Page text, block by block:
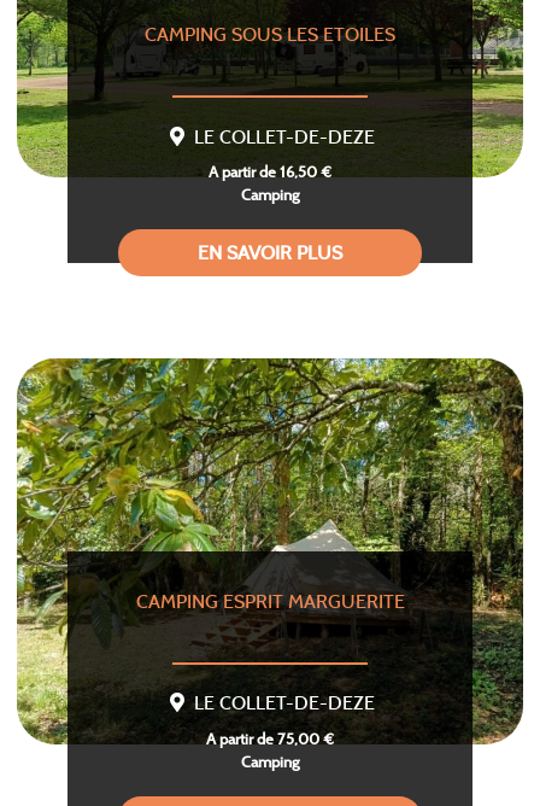
CAMPING SOUS LES ETOILES
LE COLLET-DE-DEZE
A partir de 16,50 €
Camping
EN SAVOIR PLUS
CAMPING ESPRIT MARGUERITE
LE COLLET-DE-DEZE
A partir de 75,00 €
Camping